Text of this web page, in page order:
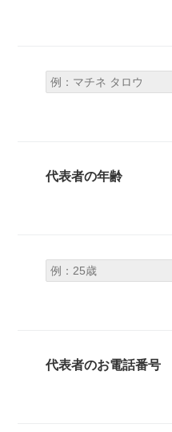
代表者の年齢
代表者のお電話番号